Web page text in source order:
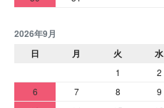
2026年9月
日
月 火 水
1 2
6
7 8 9